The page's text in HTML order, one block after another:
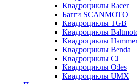
Квадроциклы Racer
Багги SCANMOTO
Квадроциклы TGB
Квадроциклы
Квадроциклы Hammer
Квадроциклы Benda
Квадроциклы CJ
Квадроциклы Odes
Квадроциклы UMX